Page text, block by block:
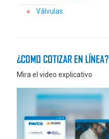
Válvulas
¿COMO COTIZAR EN LÍNEA?
Mira el video explicativo